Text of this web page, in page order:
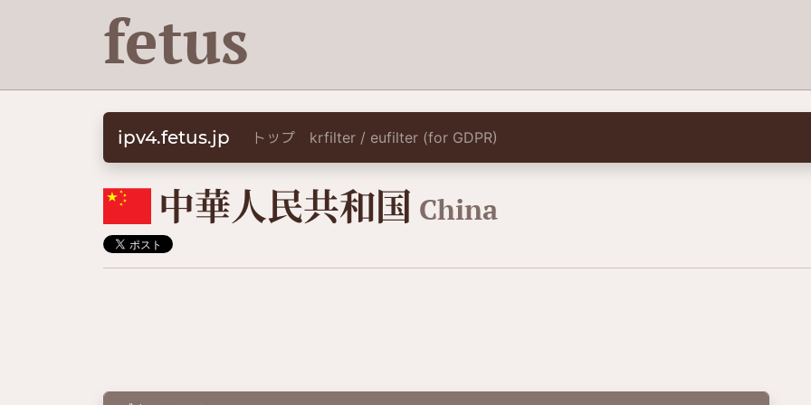
fetus
ipv4.fetus.jp トップ krfilter / eufilter (for GDPR)
🇨🇳 中華人民共和国 China